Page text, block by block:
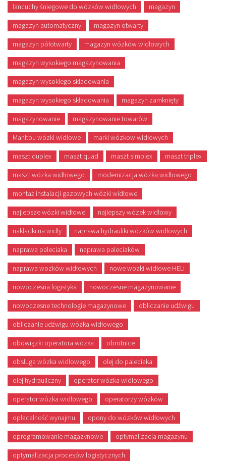
łancuchy śniegowe do wózków widłowych magazyn
magazyn automatyczny magazyn otwarty
magazyn półotwarty magazyn wózków widłowych
magazyn wysokiego magazynowania
magazyn wysokiego skladowania
magazyn wysokiego składowania magazyn zamknięty
magazynowanie magazynowanie towarów
Manitou wózki widłowe marki wózkow widłowych
maszt duplex maszt quad maszt simplex maszt triplex
maszt wózka widłowego modernizacja wózka widłowego
montaż instalacji gazowych wózki widłowe
najlepsze wózki widłowe najlepszy wózek widłowy
nakładki na widły naprawa hydrauliki wózków widłowych
naprawa paleciaka naprawa paleciaków
naprawa wozków widłowych nowe wozki widłowe HELI
nowoczesna logistyka nowoczesne magazynowanie
nowoczesne technologie magazynowe obliczanie udźwigu
obliczanie udźwigu wózka widłowego
obowiązki operatora wózka obrotnice
obsługa wózka widłowego olej do paleciaka
olej hydrauliczny operator wózka widlowego
operator wózka widłowego operatorzy wózków
opłacalność wynajmu opony do wózków widłowych
oprogramowanie magazynowe optymalizacja magazynu
optymalizacja procesów logistycznych